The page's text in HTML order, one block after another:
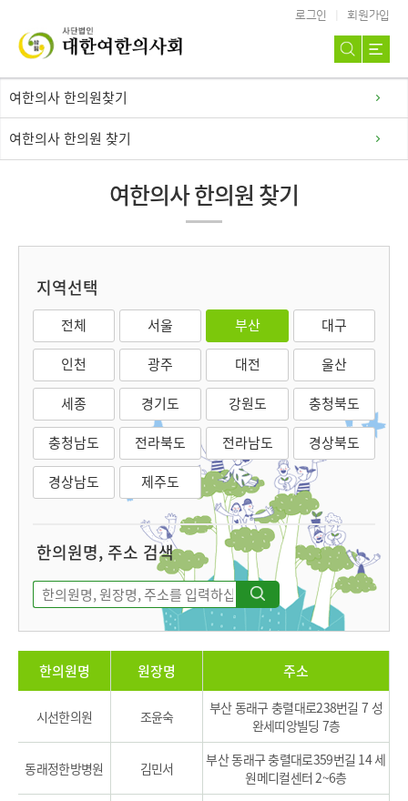
로그인 회원가입
여한의사 한의원찾기
여한의사 한의원 찾기
여한의사 한의원 찾기
지역선택
전체 서울 부산
대구
인천
광주 대전
울산
세종
경기도 강원도
충청북도
충청남도
전라북도 전라남도
경상북도
경상남도
제주도
한의원명, 주소 검색
한의원명 원장명 주소
시선한의원 조윤숙
부산 동래구 충렬대로238번길 7 성
완세띠앙빌딩 7층
동래정한방병원 김민서
부산 동래구 충렬대로359번길 14 세
원메디컬센터 2~6층